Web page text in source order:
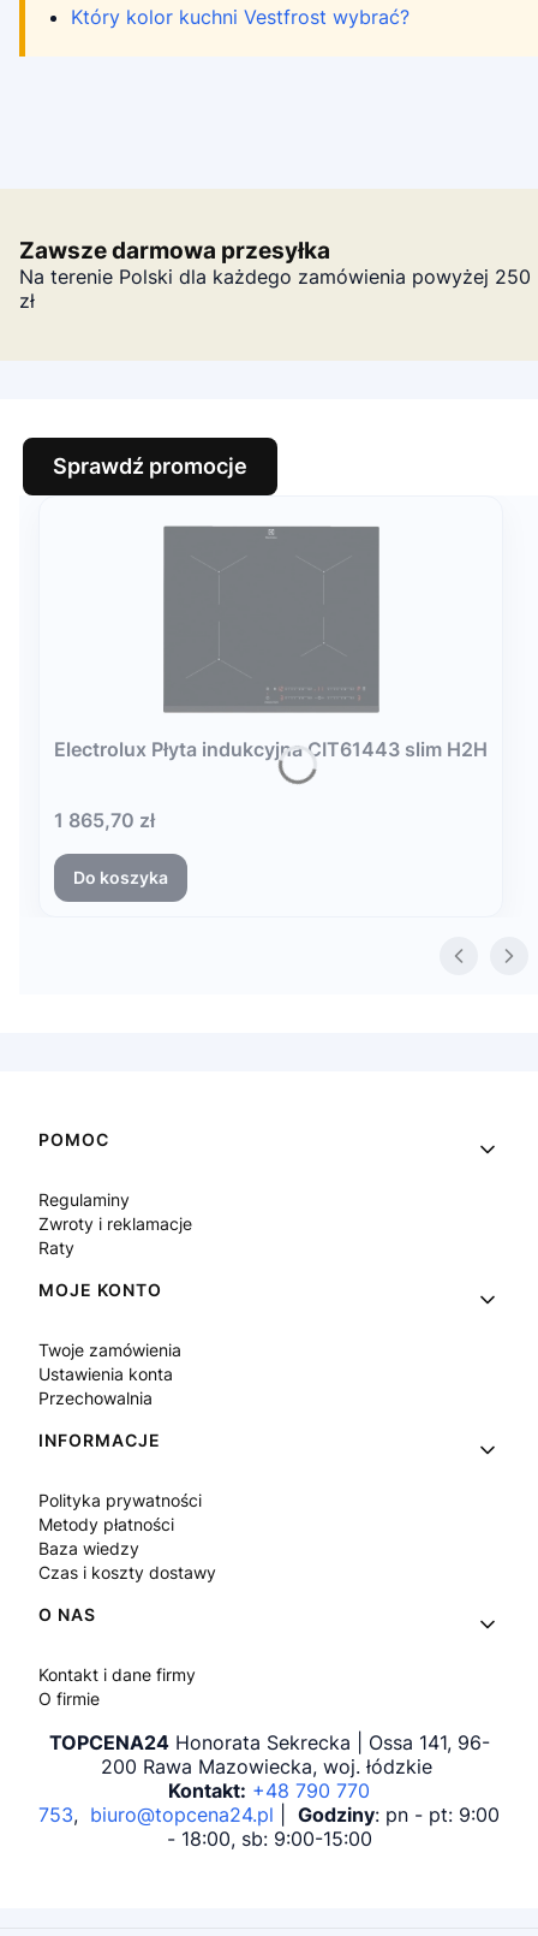
Który kolor kuchni Vestfrost wybrać?
Zawsze darmowa przesyłka
Na terenie Polski dla każdego zamówienia powyżej 250
zł
Sprawdź promocje
Electrolux Płyta indukcyjna CIT61443 slim H2H
Cena
1 865,70 zł
Do koszyka
Linki w stopce
POMOC
Regulaminy
Zwroty i reklamacje
Raty
MOJE KONTO
Twoje zamówienia
Ustawienia konta
Przechowalnia
INFORMACJE
Polityka prywatności
Metody płatności
Baza wiedzy
Czas i koszty dostawy
O NAS
Kontakt i dane firmy
O firmie
TOPCENA24Honorata Sekrecka | Ossa 141, 96-
200 Rawa Mazowiecka, woj. łódzkie
Kontakt: +48 790 770
753, biuro@topcena24.pl Godziny: pn - pt: 9:00
- 18:00, sb: 9:00-15:00